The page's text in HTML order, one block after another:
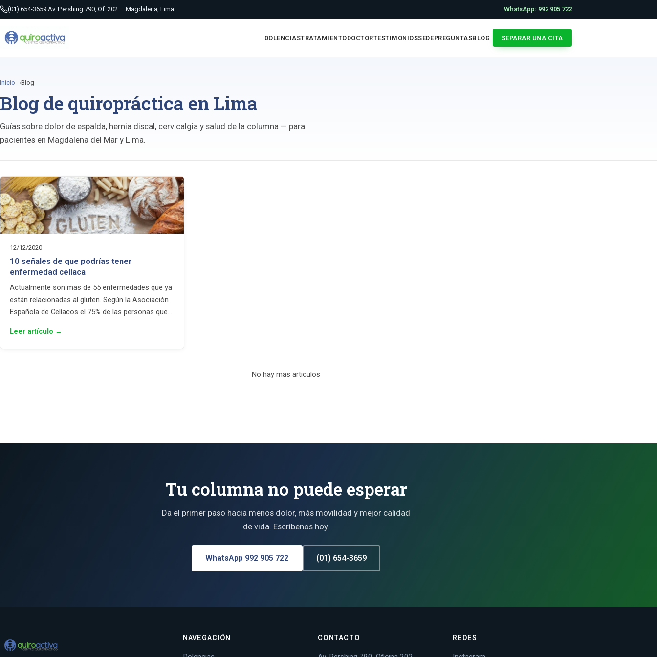
(01) 654-3659·Av. Pershing 790, Of. 202 — Magdalena, Lima WhatsApp: 992 905 722
DOLENCIASTRATAMIENTODOCTORTESTIMONIOSSEDEPREGUNTASBLOG SEPARAR UNA CITA
Inicio Blog
Blog de quiropráctica en Lima
Guías sobre dolor de espalda, hernia discal, cervicalgia y salud de la columna — para
pacientes en Magdalena del Mar y Lima.
12/12/2020
10 señales de que podrías tener
enfermedad celíaca
Actualmente son más de 55 enfermedades que ya
están relacionadas al gluten. Según la Asociación
Española de Celíacos el 75% de las personas que…
Leer artículo →
No hay más artículos
Tu columna no puede esperar
Da el primer paso hacia menos dolor, más movilidad y mejor calidad
de vida. Escríbenos hoy.
WhatsApp 992 905 722 (01) 654-3659
NAVEGACIÓN CONTACTO REDES